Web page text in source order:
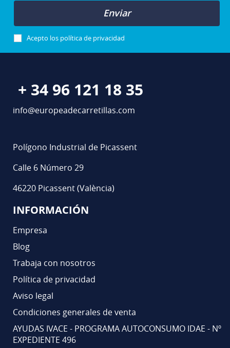
Enviar
Acepto los política de privacidad
+ 34 96 121 18 35
info@europeadecarretillas.com
Polígono Industrial de Picassent
Calle 6 Número 29
46220 Picassent (València)
INFORMACIÓN
Empresa
Blog
Trabaja con nosotros
Política de privacidad
Aviso legal
Condiciones generales de venta
AYUDAS IVACE - PROGRAMA AUTOCONSUMO IDAE - Nº
EXPEDIENTE 496